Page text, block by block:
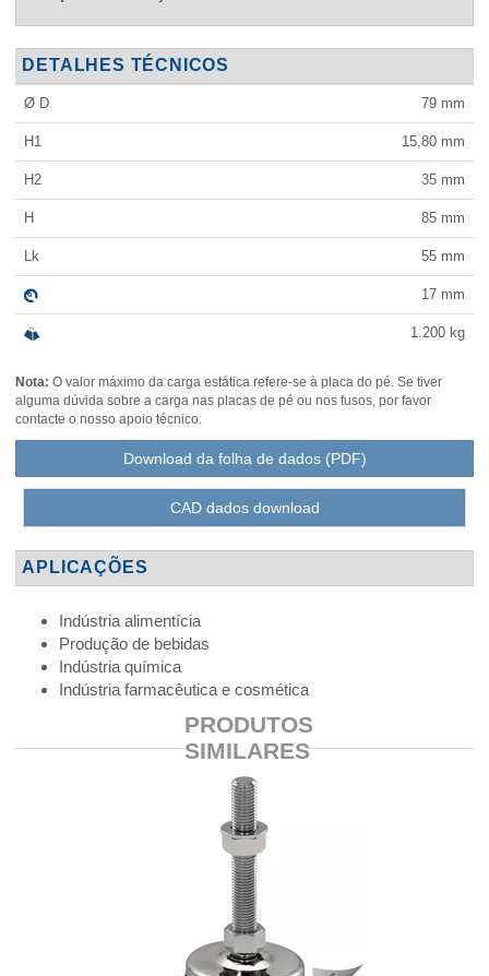
DETALHES TÉCNICOS
Ø D 79 mm
H1 15,80 mm
H2 35 mm
H 85 mm
Lk 55 mm
17 mm
1.200 kg
Nota: O valor máximo da carga estática refere-se à placa do pé. Se tiver
alguma dúvida sobre a carga nas placas de pé ou nos fusos, por favor
contacte o nosso apoio técnico.
Download da folha de dados (PDF)
CAD dados download
APLICAÇÕES
Indústria alimentícia
Produção de bebidas
Indústria química
Indústria farmacêutica e cosmética
PRODUTOS
SIMILARES